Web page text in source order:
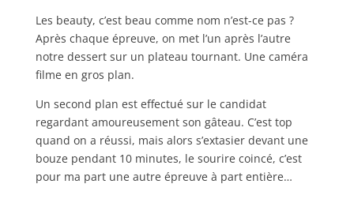
Les beauty, c’est beau comme nom n’est-ce pas ?
Après chaque épreuve, on met l’un après l’autre
notre dessert sur un plateau tournant. Une caméra
filme en gros plan.
Un second plan est effectué sur le candidat
regardant amoureusement son gâteau. C’est top
quand on a réussi, mais alors s’extasier devant une
bouze pendant 10 minutes, le sourire coincé, c’est
pour ma part une autre épreuve à part entière…